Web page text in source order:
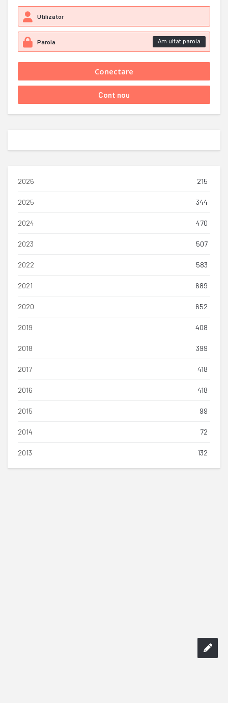
Am uitat parola
2026 215
2025 344
2024 470
2023 507
2022 583
2021 689
2020 652
2019 408
2018 399
2017 418
2016 418
2015 99
2014 72
2013 132